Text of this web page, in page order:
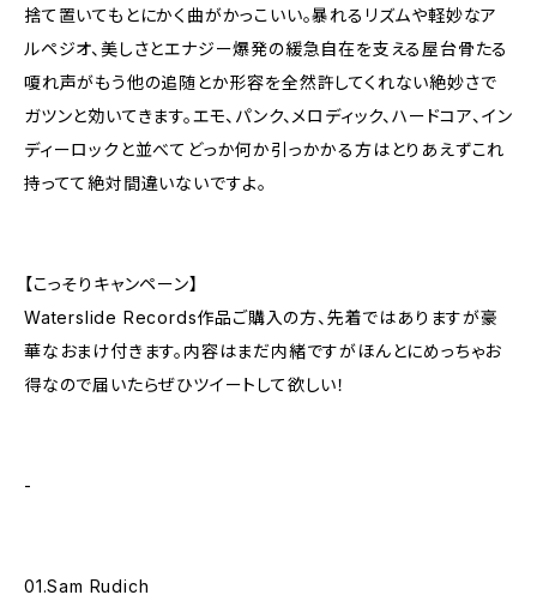
捨て置いてもとにかく曲がかっこいい。暴れるリズムや軽妙なア
ルペジオ、美しさとエナジー爆発の緩急自在を支える屋台骨たる
嗄れ声がもう他の追随とか形容を全然許してくれない絶妙さで
ガツンと効いてきます。エモ、パンク、メロディック、ハードコア、イン
ディーロックと並べてどっか何か引っかかる方はとりあえずこれ
持ってて絶対間違いないですよ。
【こっそりキャンペーン】
Waterslide Records作品ご購入の方、先着ではありますが豪
華なおまけ付きます。内容はまだ内緒ですがほんとにめっちゃお
得なので届いたらぜひツイートして欲しい！
-
01.Sam Rudich